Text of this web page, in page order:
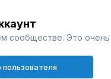
сообществе. Это
пользователя